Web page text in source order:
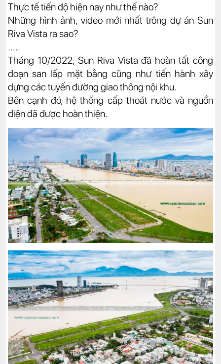
Thực tế tiến độ hiện nay như thế nào?
Những hình ảnh, video mới nhất trông dự án Sun
Riva Vista ra sao?
.....
Tháng 10/2022, Sun Riva Vista đã hoàn tất công
đoạn san lấp mặt bằng cũng như tiến hành xây
dựng các tuyến đường giao thông nội khu.
Bên cạnh đó, hệ thống cấp thoát nước và nguồn
điện đã được hoàn thiện.